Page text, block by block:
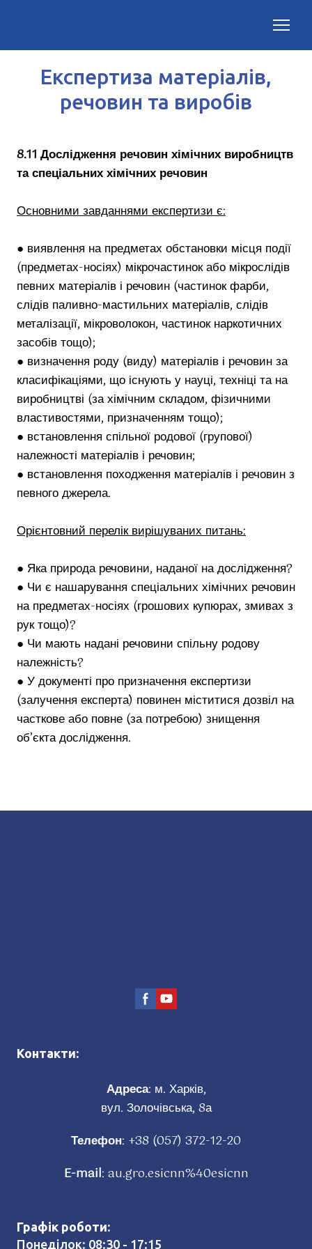
Експертиза матеріалів,
речовин та виробів
8.11 Дослідження речовин хімічних виробництв
та спеціальних хімічних речовин
Основними завданнями експертизи є:
● виявлення на предметах обстановки місця події
(предметах-носіях) мікрочастинок або мікрослідів
певних матеріалів і речовин (частинок фарби,
слідів паливно-мастильних матеріалів, слідів
металізації, мікроволокон, частинок наркотичних
засобів тощо);
● визначення роду (виду) матеріалів і речовин за
класифікаціями, що існують у науці, техніці та на
виробництві (за хімічним складом, фізичними
властивостями, призначенням тощо);
● встановлення спільної родової (групової)
належності матеріалів і речовин;
● встановлення походження матеріалів і речовин з
певного джерела.
Орієнтовний перелік вирішуваних питань:
● Яка природа речовини, наданої на дослідження?
● Чи є нашарування спеціальних хімічних речовин
на предметах-носіях (грошових купюрах, змивах з
рук тощо)?
● Чи мають надані речовини спільну родову
належність?
● У документі про призначення експертизи
(залучення експерта) повинен міститися дозвіл на
часткове або повне (за потребою) знищення
об’єкта дослідження.
Контакти:
Адреса: м. Харків,
вул. Золочівська, 8а
Телефон: +38 (057) 372-12-20
E-mail: au.gro.esicnn%40esicnn
Графік роботи:
Понеділок: 08:30 - 17:15